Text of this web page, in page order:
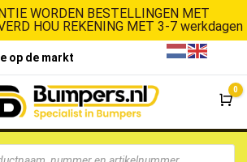
WORDEN BESTELLINGEN MET
HOU REKENING MET 3-7 werkdagen
op de markt
0